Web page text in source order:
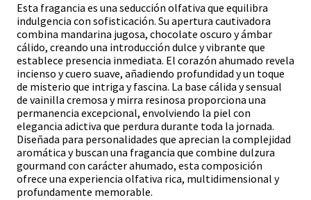
Esta fragancia es una seducción olfativa que equilibra
indulgencia con sofisticación. Su apertura cautivadora
combina mandarina jugosa, chocolate oscuro y ámbar
cálido, creando una introducción dulce y vibrante que
establece presencia inmediata. El corazón ahumado revela
incienso y cuero suave, añadiendo profundidad y un toque
de misterio que intriga y fascina. La base cálida y sensual
de vainilla cremosa y mirra resinosa proporciona una
permanencia excepcional, envolviendo la piel con
elegancia adictiva que perdura durante toda la jornada.
Diseñada para personalidades que aprecian la complejidad
aromática y buscan una fragancia que combine dulzura
gourmand con carácter ahumado, esta composición
ofrece una experiencia olfativa rica, multidimensional y
profundamente memorable.